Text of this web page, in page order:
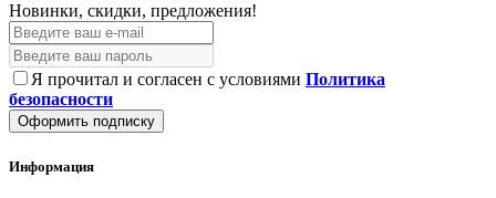
Новинки, скидки, предложения!
Я прочитал и согласен с условиями Политика
безопасности
Оформить подписку
Информация